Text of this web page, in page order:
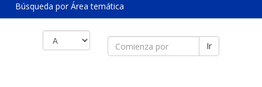
Búsqueda por Área temática
Ir